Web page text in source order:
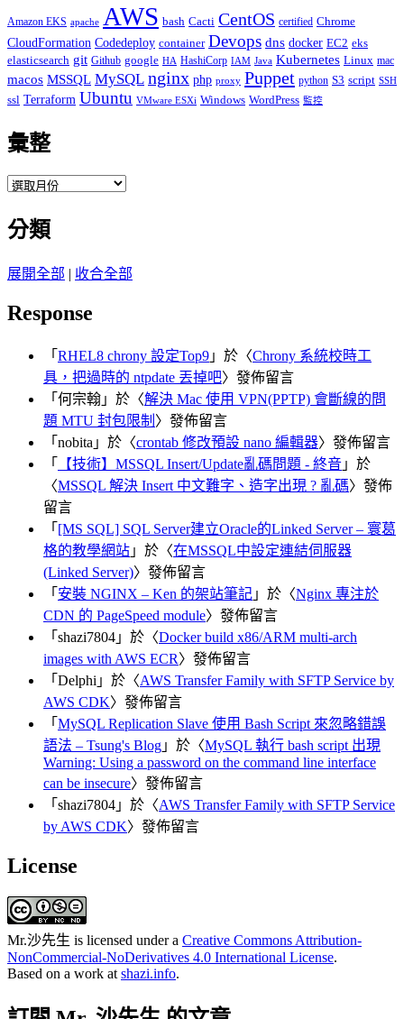
Amazon EKS apache AWS bash Cacti CentOS certified Chrome
CloudFormation Codedeploy container Devops dns docker EC2 eks
elasticsearch git Github google HA HashiCorp IAM Java Kubernetes Linux mac
macos MSSQL MySQL nginx php proxy Puppet python S3 script SSH
ssl Terraform Ubuntu VMware ESXi Windows WordPress 監控
彙整
彙
分類
展開全部 | 收合全部
Response
「 RHEL8 chrony 設定Top9 」於〈Chrony 系統校時工
具，把過時的 ntpdate 丟掉吧〉發佈留言
「 何宗翰 」於〈解決 Mac 使用 VPN(PPTP) 會斷線的問
題 MTU 封包限制 〉發佈留言
「 nobita 」於〈crontab 修改預設 nano 編輯器〉發佈留言
「
【技術】MSSQL Insert/Update亂碼問題 - 終音 」於
〈MSSQL 解決 Insert 中文難字、造字出現 ? 亂碼〉發佈
留言
「 [MS SQL] SQL Server建立Oracle的Linked Server – 寰葛
格的教學網站 」於〈在MSSQL中設定連結伺服器
(Linked Server)〉發佈留言
「 安裝 NGINX – Ken 的架站筆記 」於〈Nginx 專注於
CDN 的 PageSpeed module〉發佈留言
「 shazi7804 」於〈Docker build x86/ARM multi-arch
images with AWS ECR〉發佈留言
「 Delphi 」於〈AWS Transfer Family with SFTP Service by
AWS CDK〉發佈留言
「 MySQL Replication Slave 使用 Bash Script 來忽略錯誤
語法 – Tsung's Blog 」於〈MySQL 執行 bash script 出現
Warning: Using a password on the command line interface
can be insecure〉發佈留言
「 shazi7804 」於〈AWS Transfer Family with SFTP Service
by AWS CDK〉發佈留言
License
Mr.沙先生 is licensed under a Creative Commons Attribution-
NonCommercial-NoDerivatives 4.0 International License.
Based on a work at shazi.info.